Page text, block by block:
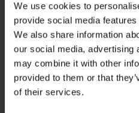
We use cookies to
provide social media
We also share information
our social media, advertising
may combine it with other
provided to them or that
of their services.